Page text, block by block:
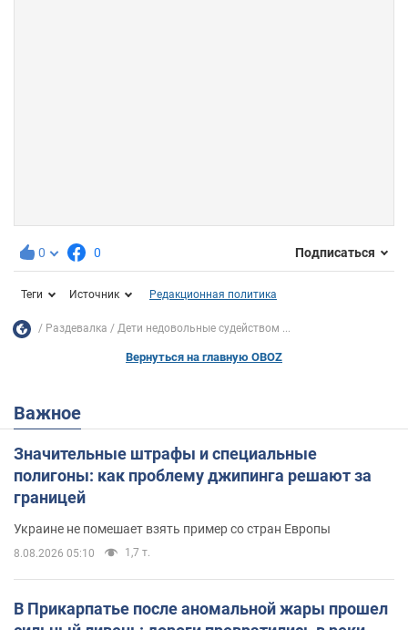
0 0 Подписаться
Теги Источник Редакционная политика
Раздевалка Дети недовольные судейством ...
Вернуться на главную OBOZ
Важное
Значительные штрафы и специальные
полигоны: как проблему джипинга решают за
границей
Украине не помешает взять пример со стран Европы
8.08.2026 05:10 1,7 т.
В Прикарпатье после аномальной жары прошел